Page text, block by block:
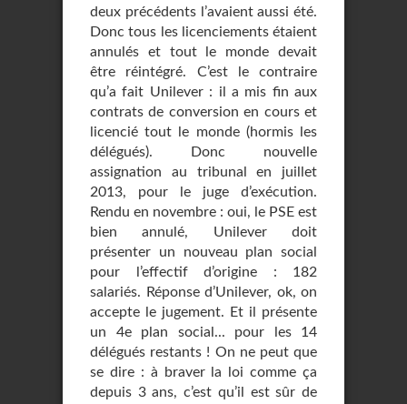
deux précédents l’avaient aussi été.
Donc tous les licenciements étaient
annulés et tout le monde devait
être réintégré. C’est le contraire
qu’a fait Unilever : il a mis fin aux
contrats de conversion en cours et
licencié tout le monde (hormis les
délégués). Donc nouvelle
assignation au tribunal en juillet
2013, pour le juge d’exécution.
Rendu en novembre : oui, le PSE est
bien annulé, Unilever doit
présenter un nouveau plan social
pour l’effectif d’origine : 182
salariés. Réponse d’Unilever, ok, on
accepte le jugement. Et il présente
un 4e plan social... pour les 14
délégués restants ! On ne peut que
se dire : à braver la loi comme ça
depuis 3 ans, c’est qu’il est sûr de